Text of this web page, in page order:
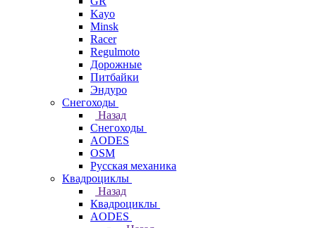
Kayo
Minsk
Racer
Regulmoto
Дорожные
Питбайки
Эндуро
Снегоходы
Назад
Снегоходы
AODES
OSM
Русская механика
Квадроциклы
Назад
Квадроциклы
AODES